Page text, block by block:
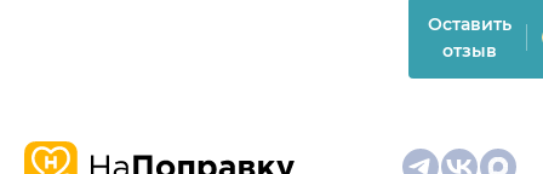
Оставить
отзыв